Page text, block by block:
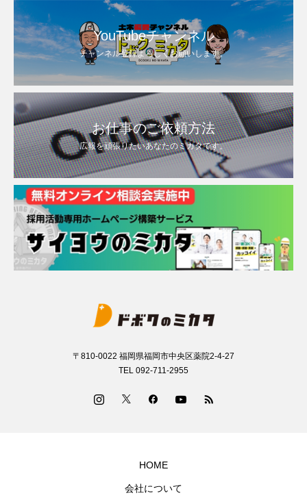
YouTubeチャンネル
チャンネル登録よろしくお願いします。
お仕事のご依頼方法
広報を頑張りたいあなたのミカタです。
〒810-0022 福岡県福岡市中央区薬院2-4-27
TEL 092-711-2955
HOME
会社について